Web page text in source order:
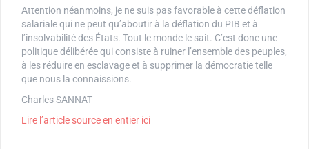
Attention néanmoins, je ne suis pas favorable à cette déflation
salariale qui ne peut qu’aboutir à la déflation du PIB et à
l’insolvabilité des États. Tout le monde le sait. C’est donc une
politique délibérée qui consiste à ruiner l’ensemble des peuples,
à les réduire en esclavage et à supprimer la démocratie telle
que nous la connaissions.
Charles SANNAT
Lire l’article source en entier ici